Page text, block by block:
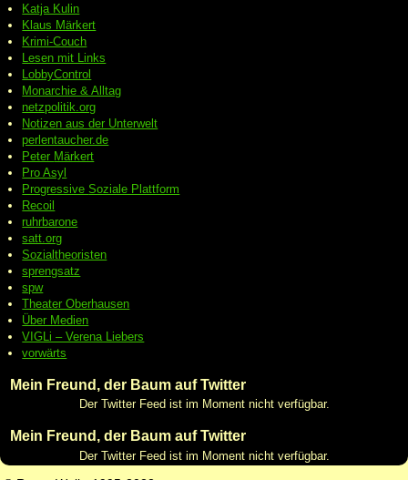
Katja Kulin
Klaus Märkert
Krimi-Couch
Lesen mit Links
LobbyControl
Monarchie & Alltag
netzpolitik.org
Notizen aus der Unterwelt
perlentaucher.de
Peter Märkert
Pro Asyl
ProgressiveSoziale Plattform
Recoil
ruhrbarone
satt.org
Sozialtheoristen
sprengsatz
spw
Theater Oberhausen
Über Medien
VIGLi – Verena Liebers
vorwärts
Mein Freund, der Baum auf Twitter
Der Twitter Feed ist im Moment nicht verfügbar.
Mein Freund, der Baum auf Twitter
Der Twitter Feed ist im Moment nicht verfügbar.